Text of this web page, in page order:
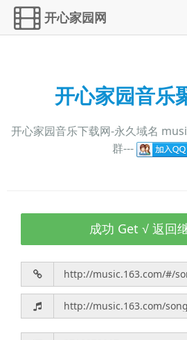
开心家园网
开心家园音乐
开心家园音乐下载网-永久域名
群---
成功 Get √ 返回